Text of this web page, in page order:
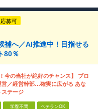
募可
補へ／AI推進中！目指せる
80％
今の当社が絶好のチャンス】 プロ
営／経営幹部…確実に広がる あな
ステージ
学歴不問 ベテランOK